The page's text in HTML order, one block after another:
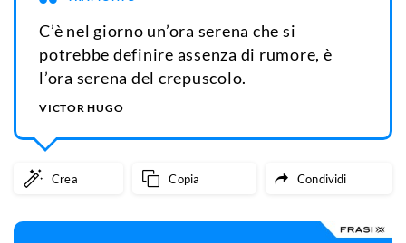
C’è nel giorno un’ora serena che si
potrebbe definire assenza di rumore, è
l’ora serena del crepuscolo.
VICTOR HUGO
Crea Copia Condividi